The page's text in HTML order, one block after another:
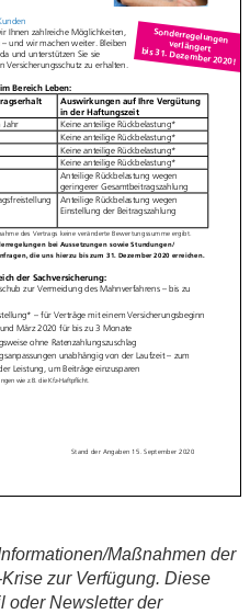
Maßnahmen der
zur Verfügung. Diese
oder Newsletter der